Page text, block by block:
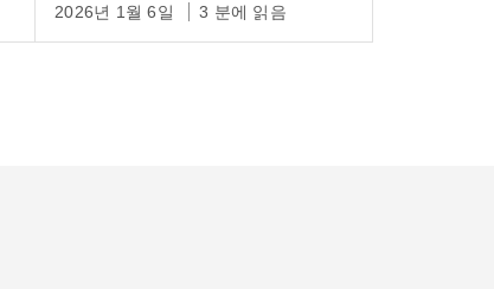
2026년 1월 6일 3 분에 읽음